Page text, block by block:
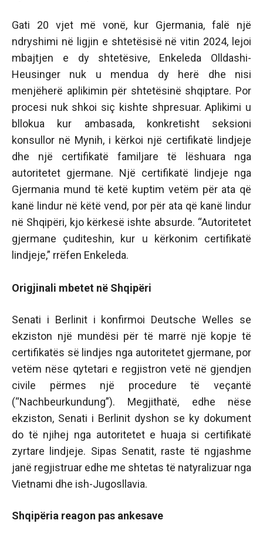
Gati 20 vjet më vonë, kur Gjermania, falë një
ndryshimi në ligjin e shtetësisë në vitin 2024, lejoi
mbajtjen e dy shtetësive, Enkeleda Olldashi-
Heusinger nuk u mendua dy herë dhe nisi
menjëherë aplikimin për shtetësinë shqiptare. Por
procesi nuk shkoi siç kishte shpresuar. Aplikimi u
bllokua kur ambasada, konkretisht seksioni
konsullor në Mynih, i kërkoi një certifikatë lindjeje
dhe një certifikatë familjare të lëshuara nga
autoritetet gjermane. Një certifikatë lindjeje nga
Gjermania mund të ketë kuptim vetëm për ata që
kanë lindur në këtë vend, por për ata që kanë lindur
në Shqipëri, kjo kërkesë ishte absurde. “Autoritetet
gjermane çuditeshin, kur u kërkonim certifikatë
lindjeje,” rrëfen Enkeleda.
Origjinali mbetet në Shqipëri
Senati i Berlinit i konfirmoi Deutsche Welles se
ekziston një mundësi për të marrë një kopje të
certifikatës së lindjes nga autoritetet gjermane, por
vetëm nëse qytetari e regjistron vetë në gjendjen
civile përmes një procedure të veçantë
(“Nachbeurkundung”). Megjithatë, edhe nëse
ekziston, Senati i Berlinit dyshon se ky dokument
do të njihej nga autoritetet e huaja si certifikatë
zyrtare lindjeje. Sipas Senatit, raste të ngjashme
janë regjistruar edhe me shtetas të natyralizuar nga
Vietnami dhe ish-Jugosllavia.
Shqipëria reagon pas ankesave